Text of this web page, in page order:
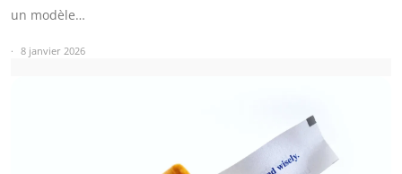
un modèle…
8 janvier 2026